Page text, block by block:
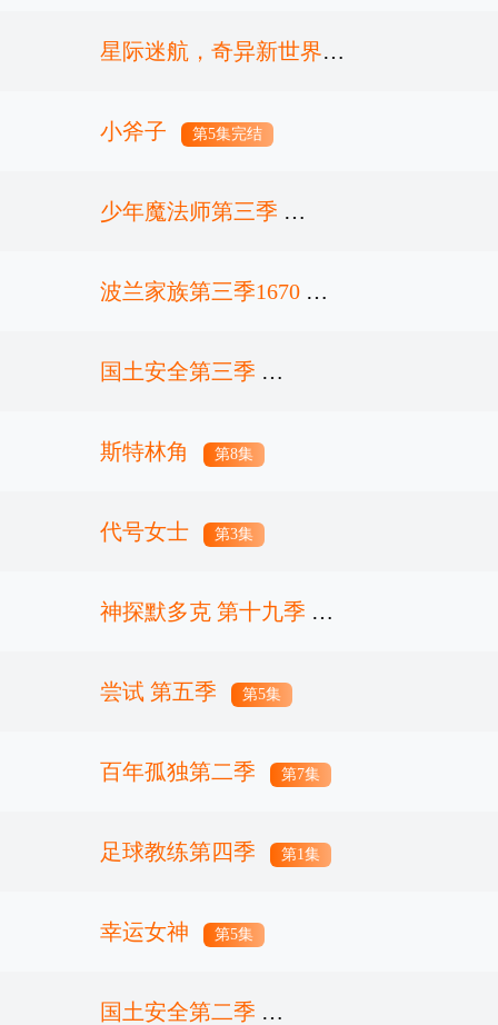
星际迷航，奇异新世界第
四季 第3集
小斧子 第5集完结
少年魔法师第三季
第4集
波兰家族第三季1670
第8集
国土安全第三季
第12集完结
斯特林角 第8集
代号女士 第3集
神探默多克 第十九季
第7集
尝试 第五季 第5集
百年孤独第二季 第7集
足球教练第四季 第1集
幸运女神 第5集
国土安全第二季